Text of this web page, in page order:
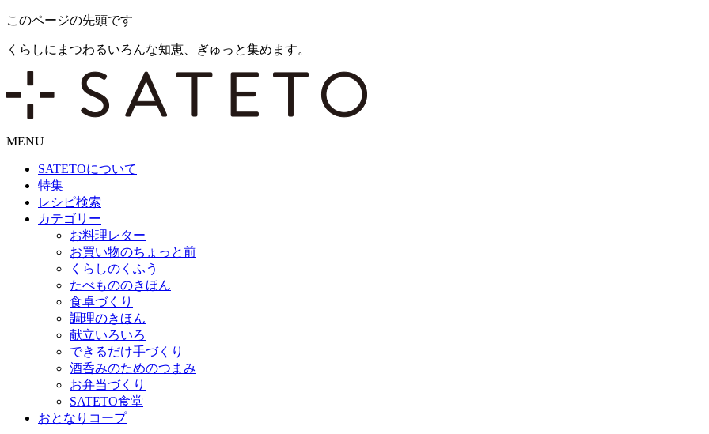
このページの先頭です
くらしにまつわるいろんな知恵、ぎゅっと集めます。
MENU
SATETOについて
特集
レシピ検索
カテゴリー
お料理レター
お買い物のちょっと前
くらしのくふう
たべもののきほん
食卓づくり
調理のきほん
献立いろいろ
できるだけ手づくり
酒呑みのためのつまみ
お弁当づくり
SATETO食堂
おとなりコープ